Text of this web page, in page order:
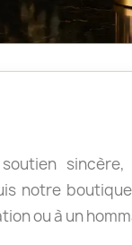
notre
ou à un